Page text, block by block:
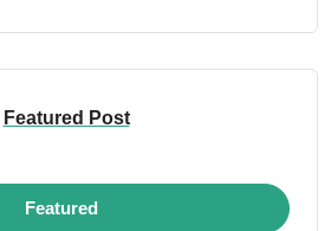
Featured Post
Featured